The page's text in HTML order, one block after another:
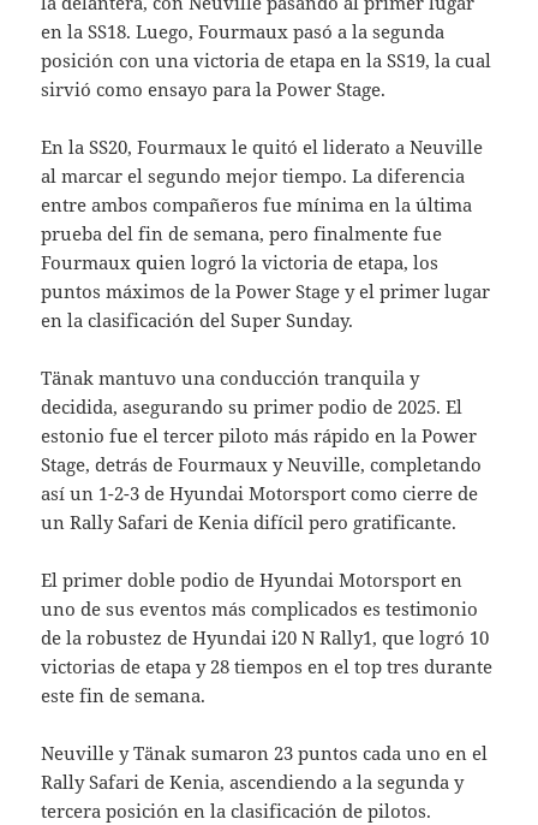
en la SS18. Luego, Fourmaux pasó a la segunda
posición con una victoria de etapa en la SS19, la cual
sirvió como ensayo para la Power Stage.
En la SS20, Fourmaux le quitó el liderato a Neuville
al marcar el segundo mejor tiempo. La diferencia
entre ambos compañeros fue mínima en la última
prueba del fin de semana, pero finalmente fue
Fourmaux quien logró la victoria de etapa, los
puntos máximos de la Power Stage y el primer lugar
en la clasificación del Super Sunday.
Tänak mantuvo una conducción tranquila y
decidida, asegurando su primer podio de 2025. El
estonio fue el tercer piloto más rápido en la Power
Stage, detrás de Fourmaux y Neuville, completando
así un 1-2-3 de Hyundai Motorsport como cierre de
un Rally Safari de Kenia difícil pero gratificante.
El primer doble podio de Hyundai Motorsport en
uno de sus eventos más complicados es testimonio
de la robustez de Hyundai i20 N Rally1, que logró 10
victorias de etapa y 28 tiempos en el top tres durante
este fin de semana.
Neuville y Tänak sumaron 23 puntos cada uno en el
Rally Safari de Kenia, ascendiendo a la segunda y
tercera posición en la clasificación de pilotos.